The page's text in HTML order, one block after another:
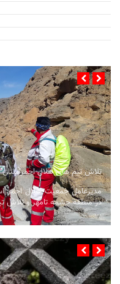
تلاش تیم های هلال
مدیرعامل جمعیت هلال احمر
در منطقه چشمه تامهر و تلاش
...